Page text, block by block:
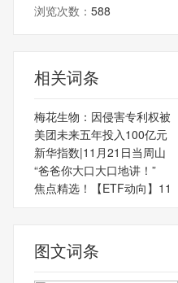
浏览次数： 588
相关词条
梅花生物：因侵害专利权被
美团未来五年投入100亿元
新华指数|11月21日当周山
“爸爸你大口大口地讲！”
焦点精选！【ETF动向】11
图文词条